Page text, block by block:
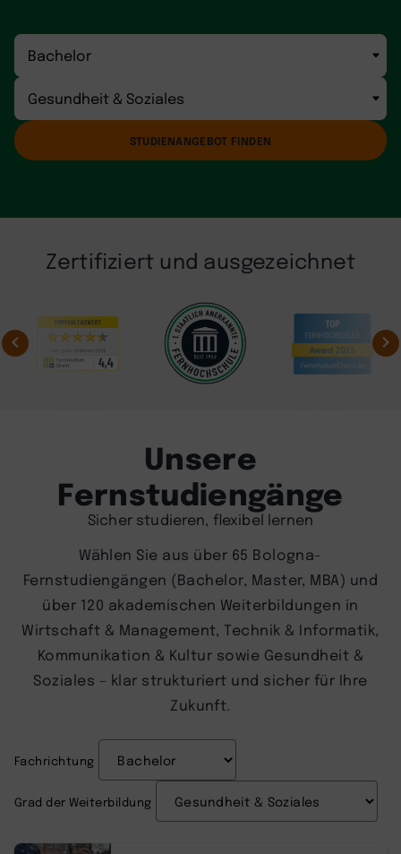
STUDIENANGEBOT FINDEN
Zertifiziert und ausgezeichnet
Unsere
Fernstudiengänge
Sicher studieren, flexibel lernen
Wählen Sie aus über 65 Bologna-
Fernstudiengängen (Bachelor, Master, MBA) und
über 120 akademischen Weiterbildungen in
Wirtschaft & Management, Technik & Informatik,
Kommunikation & Kultur sowie Gesundheit &
Soziales – klar strukturiert und sicher für Ihre
Zukunft.
Fachrichtung
Grad der Weiterbildung